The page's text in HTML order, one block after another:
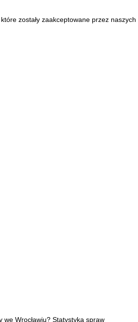
zostały zaakceptowane przez naszych
we Wrocławiu? Statystyka spraw